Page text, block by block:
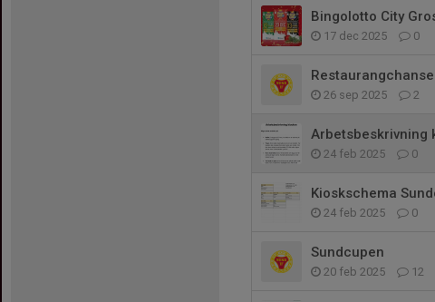
Bingolotto City
17 dec 2025 0
26 sep 2025 2
Arbetsbeskrivning
24 feb 2025 0
Kioskschema
24 feb 2025 0
Sundcupen
20 feb 2025 12